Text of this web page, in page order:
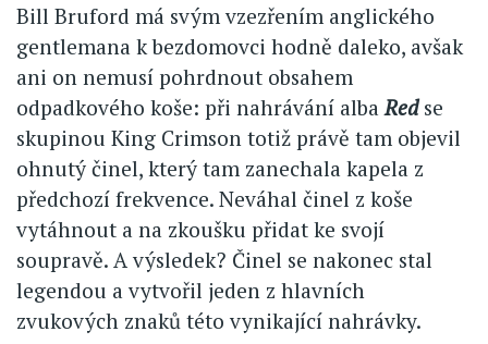
Bill Bruford má svým vzezřením anglického
gentlemana k bezdomovci hodně daleko, avšak
ani on nemusí pohrdnout obsahem
odpadkového koše: při nahrávání alba Redse
skupinou King Crimson totiž právě tam objevil
ohnutý činel, který tam zanechala kapela z
předchozí frekvence. Neváhal činel z koše
vytáhnout a na zkoušku přidat ke svojí
soupravě. A výsledek? Činel se nakonec stal
legendou a vytvořil jeden z hlavních
zvukových znaků této vynikající nahrávky.